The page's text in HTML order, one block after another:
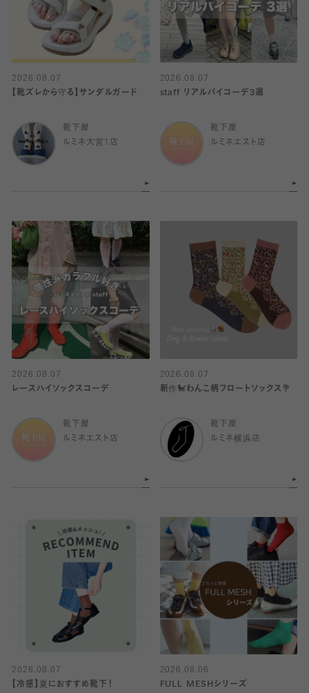
2026.08.07
【靴ズレから守る】サンダルガード
靴下屋
ルミネ大宮1店
2026.08.07
staff リアルバイコーデ3選
靴下屋
ルミネエスト店
2026.08.07
レースハイソックスコーデ
靴下屋
ルミネエスト店
2026.08.07
新作🐩わんこ柄フロートソックス💐
靴下屋
ルミネ横浜店
2026.08.07
【冷感】夏におすすめ靴下！
2026.08.06
FULL MESHシリーズ